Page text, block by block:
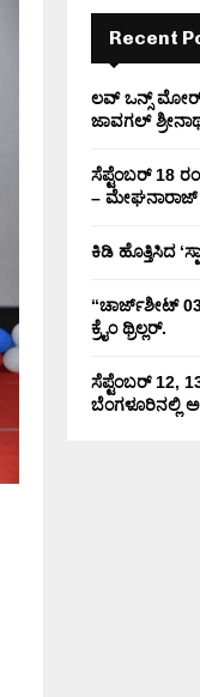
Recent
ಲವ್ ಒನ್ಸ್
ಜಾವಗಲ್
ಸೆಪ್ಟೆಂಬರ್ 18
–
ಕಿಡಿ‌‌ ಹೊತ್ತಿಸಿದ
“ಚಾರ್ಜ್‌ಶೀಟ್
ಕ್ರೈಂ ಥ್ರಿಲ್ಲರ್.
ಸೆಪ್ಟೆಂಬರ್ 12,
ಬೆಂಗಳೂರಿನಲ್ಲಿ